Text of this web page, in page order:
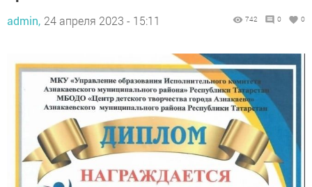
admin, 24 апреля 2023 - 15:11 742 0 0